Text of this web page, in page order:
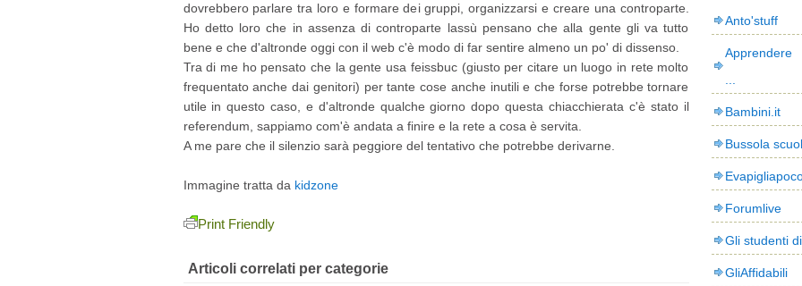
dovrebbero parlare tra loro e formare dei gruppi, organizzarsi e creare una controparte.
Ho detto loro che in assenza di controparte lassù pensano che alla gente gli va tutto
bene e che d'altronde oggi con il web c'è modo di far sentire almeno un po' di dissenso.
Tra di me ho pensato che la gente usa feissbuc (giusto per citare un luogo in rete molto
frequentato anche dai genitori) per tante cose anche inutili e che forse potrebbe tornare
utile in questo caso, e d'altronde qualche giorno dopo questa chiacchierata c'è stato il
referendum, sappiamo com'è andata a finire e la rete a cosa è servita.
A me pare che il silenzio sarà peggiore del tentativo che potrebbe derivarne.
Immagine tratta da kidzone
Print Friendly
Articoli correlati per categorie
Anto'stuff
Bambini.it
Bussola
Forumlive
Gli studenti
GliAffidabili